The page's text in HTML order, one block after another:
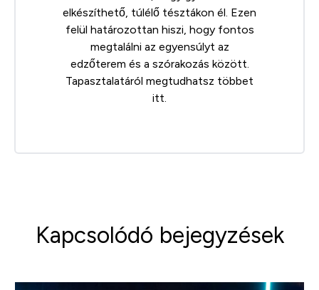
elkészíthető, túlélő tésztákon él. Ezen
felül határozottan hiszi, hogy fontos
megtalálni az egyensúlyt az
edzőterem és a szórakozás között.
Tapasztalatáról megtudhatsz többet
itt
Kapcsolódó bejegyzések